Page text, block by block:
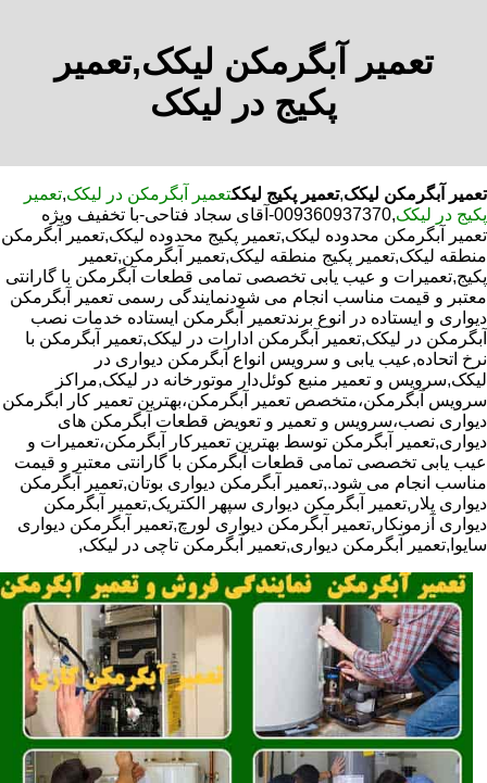
تعمیر آبگرمکن لیکک,تعمیر
پکیج در لیکک
تعمیر آبگرمکن لیکک,تعمیر پکیج لیککتعمیر آبگرمکن در لیکک,تعمیر
پکیج در لیکک
,009360937370-آقای سجاد فتاحی-با تخفیف ویژه
تعمیر آبگرمکن محدوده لیکک,تعمیر پکیج محدوده لیکک,تعمیر آبگرمکن
منطقه لیکک,تعمیر پکیج منطقه لیکک,تعمیر آبگرمکن,تعمیر
پکیج,تعمیرات و عیب یابی تخصصی تمامی قطعات آبگرمکن با گارانتی
معتبر و قیمت مناسب انجام می شودنمایندگی رسمی تعمیر آبگرمکن
دیواری و ایستاده در انوع برندتعمیر آبگرمکن ایستاده خدمات نصب
آبگرمکن در لیکک,تعمیر آبگرمکن ادارات در لیکک,تعمیر آبگرمکن با
نرخ اتحاده,عیب یابی و سرویس انواع آبگرمکن دیواری در
لیکک,سرویس و تعمیر منبع کوئل‌دار موتورخانه در لیکک,مراکز
سرویس آبگرمکن،متخصص تعمیر آبگرمکن،بهترین تعمیر کار ابگرمکن
دیواری نصب،سرویس و تعمیر و تعویض قطعات آبگرمکن های
دیواری,تعمیر آبگرمکن توسط بهترین تعمیرکار آبگرمکن،تعمیرات و
عیب یابی تخصصی تمامی قطعات آبگرمکن با گارانتی معتبر و قیمت
مناسب انجام می شود.,تعمیر آبگرمکن دیواری بوتان,تعمیر آبگرمکن
دیواری پلار,تعمیر آبگرمکن دیواری سپهر الکتریک,تعمیر آبگرمکن
دیواری آزمونکار,تعمیر آبگرمکن دیواری لورچ,تعمیر آبگرمکن دیواری
سایوا,تعمیر آبگرمکن دیواری,تعمیر آبگرمکن تاچی در لیکک,